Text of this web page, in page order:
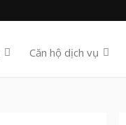
Căn hộ dịch vụ